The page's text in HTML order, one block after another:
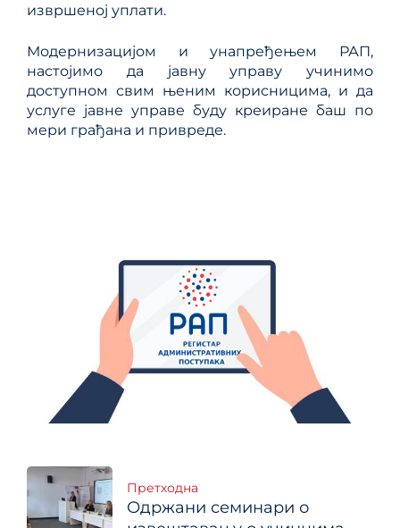
извршеној уплати.
Модернизацијом и унапређењем РАП,
настојимо да јавну управу учинимо
доступном свим њеним корисницима, и да
услуге јавне управе буду креиране баш по
мери грађана и привреде.
Кретање
Претходна
Одржани семинари о